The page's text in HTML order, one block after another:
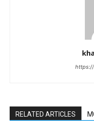
https://
RELATED ARTICLES